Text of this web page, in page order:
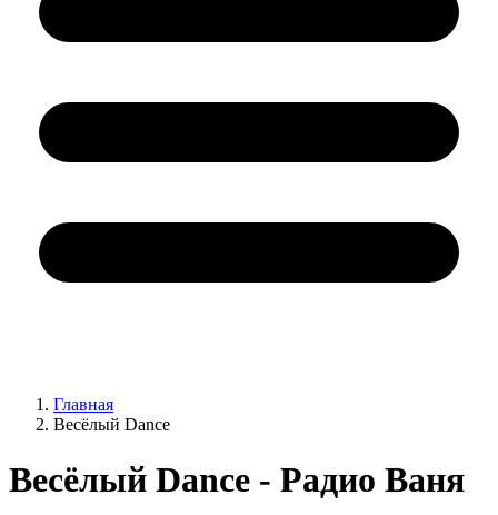
Главная
Весёлый Dance
Весёлый Dance - Радио Ваня